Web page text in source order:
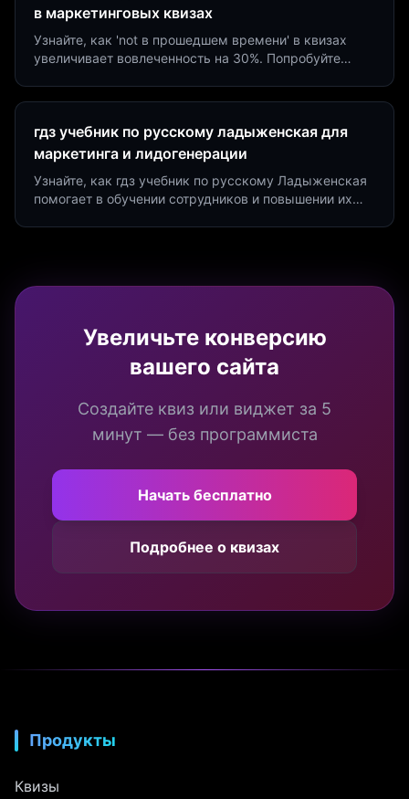
в маркетинговых квизах
Узнайте, как 'not в прошедшем времени' в квизах
увеличивает вовлеченность на 30%. Попробуйте
гдз учебник по русскому ладыженская для
маркетинга и лидогенерации
Узнайте, как гдз учебник по русскому Ладыженская
помогает в обучении сотрудников и повышении их
Увеличьте конверсию
вашего сайта
Создайте квиз или виджет за 5
минут — без программиста
Начать бесплатно
Подробнее о квизах
Продукты
Квизы